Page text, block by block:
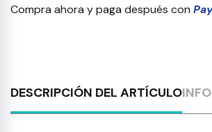
Compra ahora y paga después con
DESCRIPCIÓN DEL ARTÍCULO